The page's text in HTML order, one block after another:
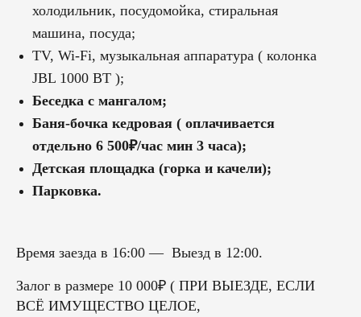
холодильник, посудомойка, стиральная
машина, посуда;
ТV, Wi-Fi, музыкальная аппаратура ( колонка
JBL 1000 ВТ );
Беседка с мангалом;
Баня-бочка кедровая ( оплачивается
отдельно 6 500₽/час мин 3 часа);
Детская площадка (горка и качели);
Парковка.
Время заезда в 16:00 — Выезд в 12:00.
Залог в размере 10 000₽ ( ПРИ ВЫЕЗДЕ, ЕСЛИ
ВСЁ ИМУЩЕСТВО ЦЕЛОЕ,